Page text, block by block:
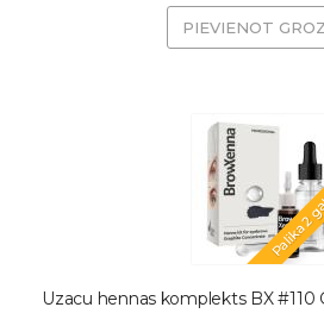
PIEVIENOT
Palika
Uzacu hennas komplekts BX #110